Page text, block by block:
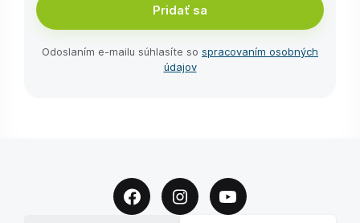
Pridať sa
Odoslaním e-⁠mailu súhlasíte so spracovaním osobných
údajov